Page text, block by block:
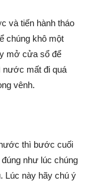
và tiến hành tháo
chúng khô một
mở cửa sổ để
nước mất đi quá
vênh.
thì bước cuối
như lúc chúng
Lúc này hãy chú ý